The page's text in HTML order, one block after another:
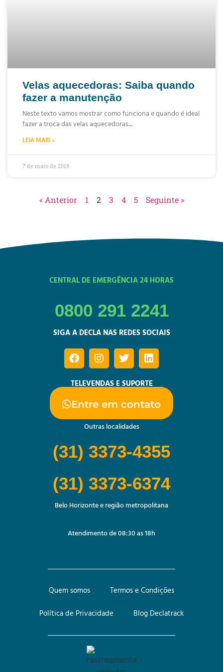
Velas aquecedoras: Saiba quando
fazer a manutenção
Neste texto vamos mostrar como funciona e quando é ideal
fazer a troca das velas aquecedoras.
LEIA MAIS »
7 de maio de 2018
« Anterior 1 2 3 4 5 Seguinte »
CENTRAL DE EMERGÊNCIA 24 HORAS
0800 291 2241
SIGA A DECLA NAS REDES SOCIAIS
TELEVENDAS E SUPORTE
Entre em contato
Outras localidades
(31) 3373-4355
(31) 3373-6374
Belo Horizonte e região metropolitana
Atendimento de 08:30 as 18h
Quem somos
Termos e Condições
Política de Privacidade
Blog Declatrack